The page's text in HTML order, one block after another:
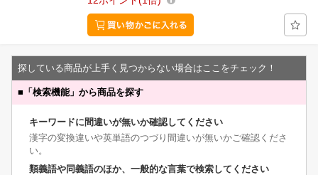
探している商品が上手く見つからない場合はここをチェック！
■ 「検索機能」から商品を探す
キーワードに間違いが無いか確認してください
漢字の変換違いや英単語のつづり間違いが無いかご確認くださ
い。
類義語や同義語のほか、一般的な言葉で検索してください